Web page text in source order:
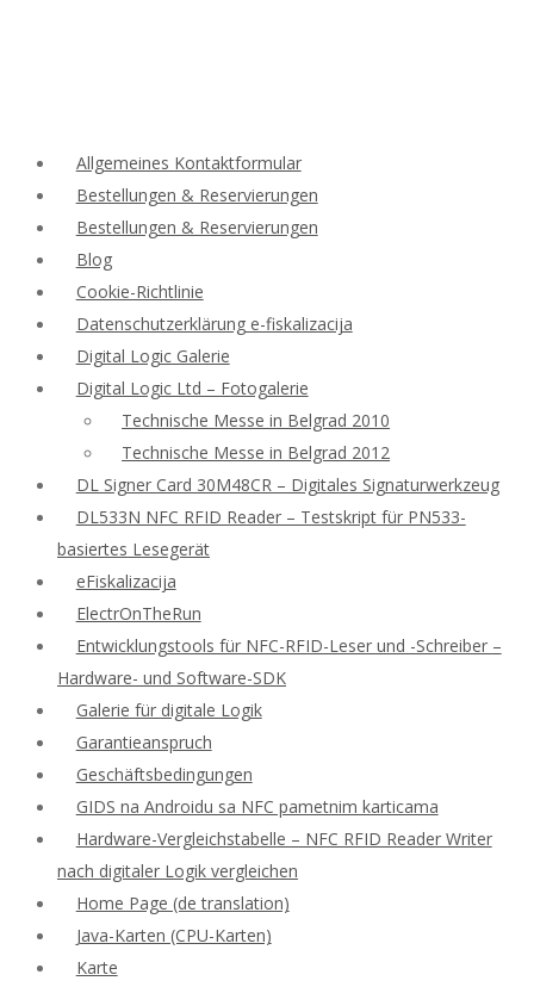
Allgemeines Kontaktformular
Bestellungen & Reservierungen
Bestellungen & Reservierungen
Blog
Cookie-Richtlinie
Datenschutzerklärung e-fiskalizacija
Digital Logic Galerie
Digital Logic Ltd – Fotogalerie
Technische Messe in Belgrad 2010
Technische Messe in Belgrad 2012
DL Signer Card 30M48CR – Digitales Signaturwerkzeug
DL533N NFC RFID Reader – Testskript für PN533-
basiertes Lesegerät
eFiskalizacija
ElectrOnTheRun
Entwicklungstools für NFC-RFID-Leser und -Schreiber –
Hardware- und Software-SDK
Galerie für digitale Logik
Garantieanspruch
Geschäftsbedingungen
GIDS na Androidu sa NFC pametnim karticama
Hardware-Vergleichstabelle – NFC RFID Reader Writer
nach digitaler Logik vergleichen
Home Page (de translation)
Java-Karten (CPU-Karten)
Karte